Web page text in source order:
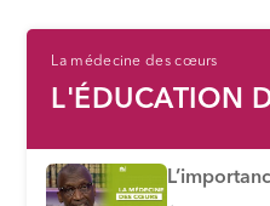
La médecine des cœurs
L'ÉDUCATION